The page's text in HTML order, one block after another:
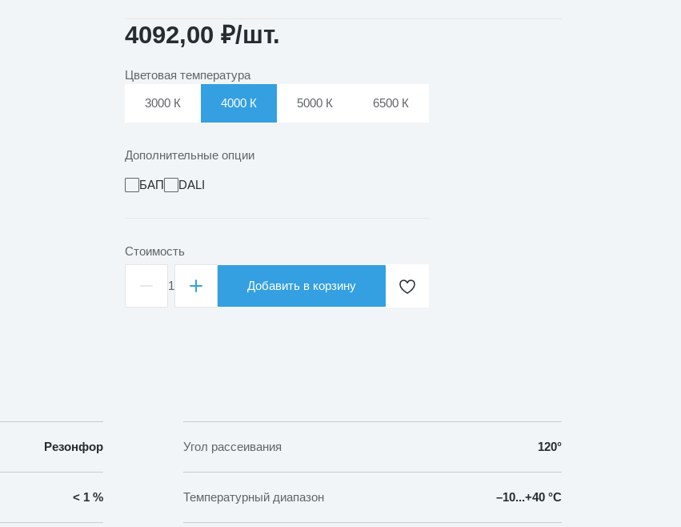
4092,00₽/шт.
Цветовая температура
3000 К 4000 К 5000 К 6500 К
Дополнительные опции
БАП DALI
Стоимость
Количество
товара
595х595х48мм
1 Добавить в корзину
Резонфор Угол рассеивания 120°
< 1 % Температурный диапазон –10...+40 °C